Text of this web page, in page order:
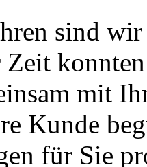
sind
mit
Kunde
für Sie